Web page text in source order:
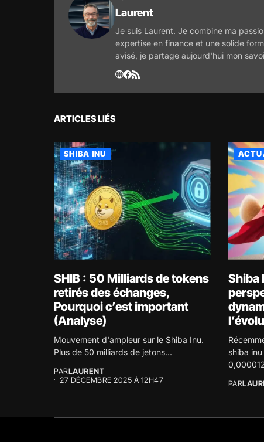
Laurent
Je suis Laurent. Je combine ma
expertise en finance et une solide
avisé, je partage aujourd'hui mon
ARTICLES LIÉS
SHIBA INU
SHIB : 50 Milliards de tokens
retirés des échanges,
Pourquoi c’est important
(Analyse)
Mouvement d'ampleur sur le Shiba Inu.
Plus de 50 milliards de jetons...
PARLAURENT
27 DÉCEMBRE 2025 À 12H47
Shiba
shiba
PAR